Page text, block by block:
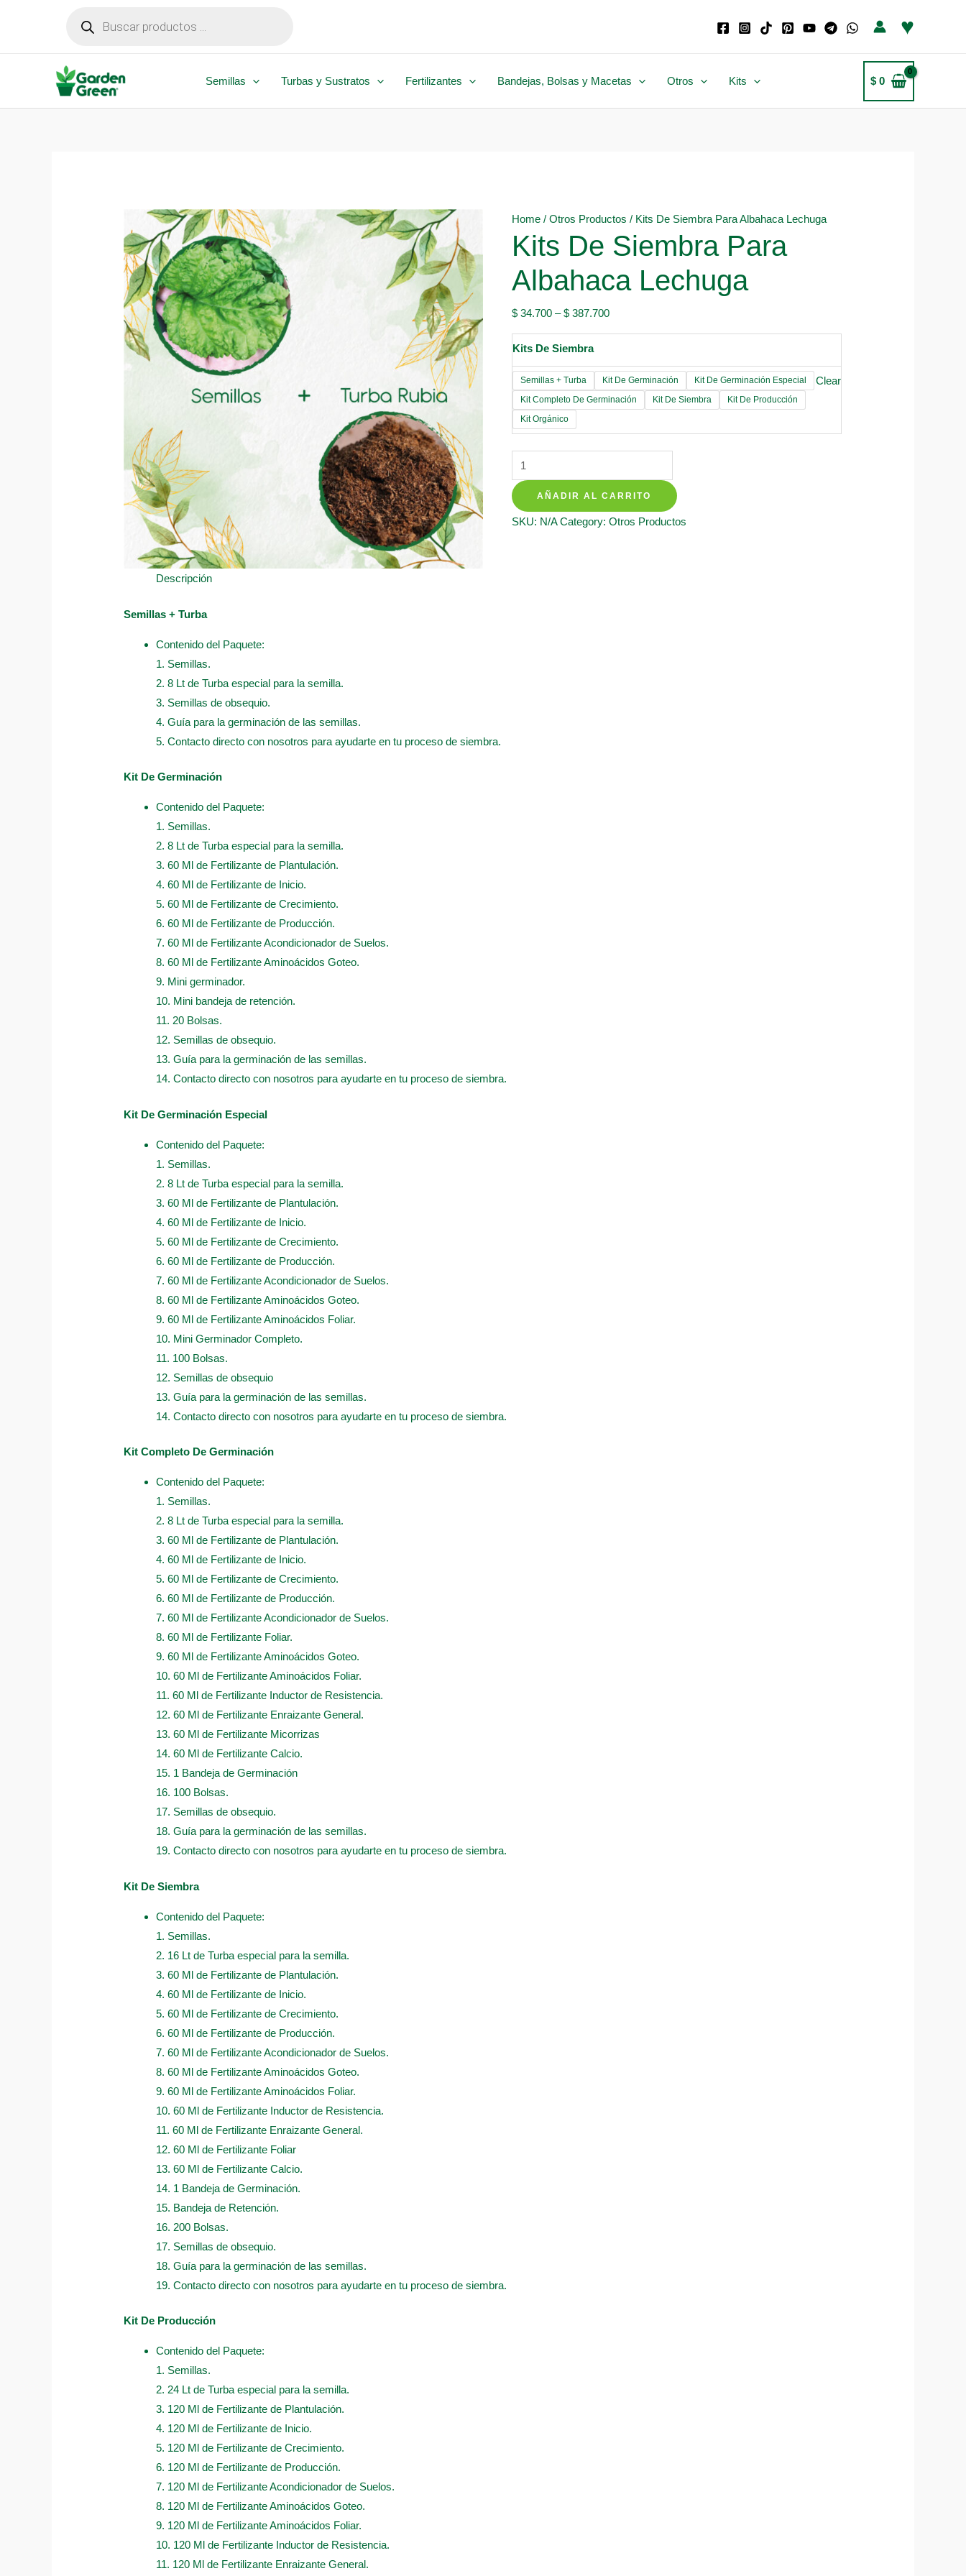
productos
♥
Semillas Turbas y Sustratos Fertilizantes Bandejas, Bolsas y Macetas Otros Kits $0
Home / Otros Productos / Kits De Siembra Para Albahaca Lechuga
Kits De Siembra Para
Albahaca Lechuga
$ 34.700 –$ 387.700
Kits De Siembra
Semillas + Turba Kit De Germinación
Kit De Germinación Especial
Kit Completo De Germinación
Kit De Siembra
Kit De Producción
Kit Orgánico
Clear
Kits
De
Siembra
Para
AÑADIR AL CARRITO
SKU: N/A Category: Otros Productos
Descripción
Semillas + Turba
Contenido del Paquete:
1. Semillas.
2. 8 Lt de Turba especial para la semilla.
3. Semillas de obsequio.
4. Guía para la germinación de las semillas.
5. Contacto directo con nosotros para ayudarte en tu proceso de siembra.
Kit De Germinación
Contenido del Paquete:
1. Semillas.
2. 8 Lt de Turba especial para la semilla.
3. 60 Ml de Fertilizante de Plantulación.
4. 60 Ml de Fertilizante de Inicio.
5. 60 Ml de Fertilizante de Crecimiento.
6. 60 Ml de Fertilizante de Producción.
7. 60 Ml de Fertilizante Acondicionador de Suelos.
8. 60 Ml de Fertilizante Aminoácidos Goteo.
9. Mini germinador.
10. Mini bandeja de retención.
11. 20 Bolsas.
12. Semillas de obsequio.
13. Guía para la germinación de las semillas.
14. Contacto directo con nosotros para ayudarte en tu proceso de siembra.
Kit De Germinación Especial
Contenido del Paquete:
1. Semillas.
2. 8 Lt de Turba especial para la semilla.
3. 60 Ml de Fertilizante de Plantulación.
4. 60 Ml de Fertilizante de Inicio.
5. 60 Ml de Fertilizante de Crecimiento.
6. 60 Ml de Fertilizante de Producción.
7. 60 Ml de Fertilizante Acondicionador de Suelos.
8. 60 Ml de Fertilizante Aminoácidos Goteo.
9. 60 Ml de Fertilizante Aminoácidos Foliar.
10. Mini Germinador Completo.
11. 100 Bolsas.
12. Semillas de obsequio
13. Guía para la germinación de las semillas.
14. Contacto directo con nosotros para ayudarte en tu proceso de siembra.
Kit Completo De Germinación
Contenido del Paquete:
1. Semillas.
2. 8 Lt de Turba especial para la semilla.
3. 60 Ml de Fertilizante de Plantulación.
4. 60 Ml de Fertilizante de Inicio.
5. 60 Ml de Fertilizante de Crecimiento.
6. 60 Ml de Fertilizante de Producción.
7. 60 Ml de Fertilizante Acondicionador de Suelos.
8. 60 Ml de Fertilizante Foliar.
9. 60 Ml de Fertilizante Aminoácidos Goteo.
10. 60 Ml de Fertilizante Aminoácidos Foliar.
11. 60 Ml de Fertilizante Inductor de Resistencia.
12. 60 Ml de Fertilizante Enraizante General.
13. 60 Ml de Fertilizante Micorrizas
14. 60 Ml de Fertilizante Calcio.
15. 1 Bandeja de Germinación
16. 100 Bolsas.
17. Semillas de obsequio.
18. Guía para la germinación de las semillas.
19. Contacto directo con nosotros para ayudarte en tu proceso de siembra.
Kit De Siembra
Contenido del Paquete:
1. Semillas.
2. 16 Lt de Turba especial para la semilla.
3. 60 Ml de Fertilizante de Plantulación.
4. 60 Ml de Fertilizante de Inicio.
5. 60 Ml de Fertilizante de Crecimiento.
6. 60 Ml de Fertilizante de Producción.
7. 60 Ml de Fertilizante Acondicionador de Suelos.
8. 60 Ml de Fertilizante Aminoácidos Goteo.
9. 60 Ml de Fertilizante Aminoácidos Foliar.
10. 60 Ml de Fertilizante Inductor de Resistencia.
11. 60 Ml de Fertilizante Enraizante General.
12. 60 Ml de Fertilizante Foliar
13. 60 Ml de Fertilizante Calcio.
14. 1 Bandeja de Germinación.
15. Bandeja de Retención.
16. 200 Bolsas.
17. Semillas de obsequio.
18. Guía para la germinación de las semillas.
19. Contacto directo con nosotros para ayudarte en tu proceso de siembra.
Kit De Producción
Contenido del Paquete:
1. Semillas.
2. 24 Lt de Turba especial para la semilla.
3. 120 Ml de Fertilizante de Plantulación.
4. 120 Ml de Fertilizante de Inicio.
5. 120 Ml de Fertilizante de Crecimiento.
6. 120 Ml de Fertilizante de Producción.
7. 120 Ml de Fertilizante Acondicionador de Suelos.
8. 120 Ml de Fertilizante Aminoácidos Goteo.
9. 120 Ml de Fertilizante Aminoácidos Foliar.
10. 120 Ml de Fertilizante Inductor de Resistencia.
11. 120 Ml de Fertilizante Enraizante General.